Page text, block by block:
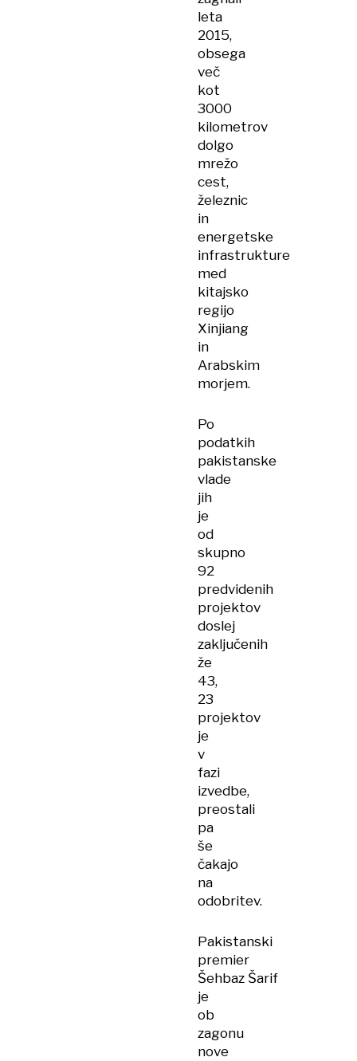
leta
2015,
obsega
več
kot
3000
kilometrov
dolgo
mrežo
cest,
železnic
in
energetske
infrastrukture
med
kitajsko
regijo
Xinjiang
in
Arabskim
morjem.
Po
podatkih
pakistanske
vlade
jih
je
od
skupno
92
predvidenih
projektov
doslej
zaključenih
že
43,
23
projektov
je
v
fazi
izvedbe,
preostali
pa
še
čakajo
na
odobritev.
Pakistanski
premier
Šehbaz Šarif
je
ob
zagonu
nove